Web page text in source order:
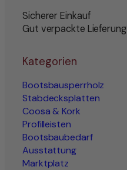
Sicherer Einkauf
Gut verpackte Lieferung
Kategorien
Bootsbausperrholz
Stabdecksplatten
Coosa & Kork
Profilleisten
Bootsbaubedarf
Ausstattung
Marktplatz